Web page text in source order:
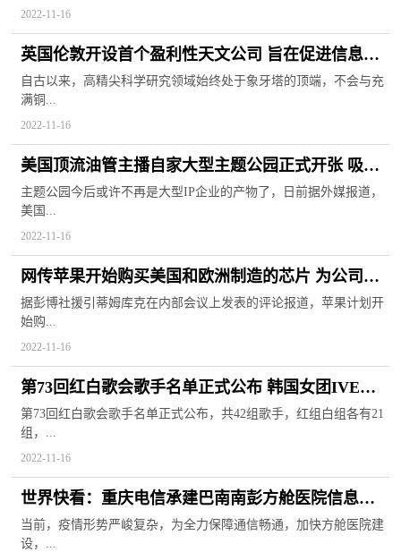
2022-11-16
英国伦敦开设首个盈利性天文公司 旨在促进信息化
共享交流方面发展
自古以来，高精尖科学研究领域始终处于象牙塔的顶端，不会与充
满铜...
2022-11-16
美国顶流油管主播自家大型主题公园正式开张 吸引
大批游客前往观赏
主题公园今后或许不再是大型IP企业的产物了，日前据外媒报道，
美国...
2022-11-16
网传苹果开始购买美国和欧洲制造的芯片 为公司转
型计划的一部分
据彭博社援引蒂姆库克在内部会议上发表的评论报道，苹果计划开
始购...
2022-11-16
第73回红白歌会歌手名单正式公布 韩国女团IVE与
TWICE入选红组
第73回红白歌会歌手名单正式公布，共42组歌手，红组白组各有21
组，...
2022-11-16
世界快看：重庆电信承建巴南南彭方舱医院信息化
系统平台全面投用
当前，疫情形势严峻复杂，为全力保障通信畅通，加快方舱医院建
设，...